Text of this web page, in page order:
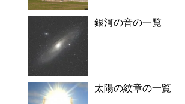
銀河の音の一覧
太陽の紋章の一覧